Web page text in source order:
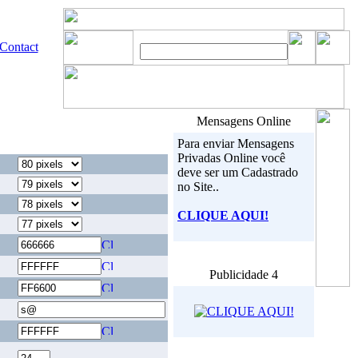
Mensagens Online
Para enviar Mensagens
Privadas Online você
deve ser um Cadastrado
no Site..
CLIQUE AQUI!
Publicidade 4